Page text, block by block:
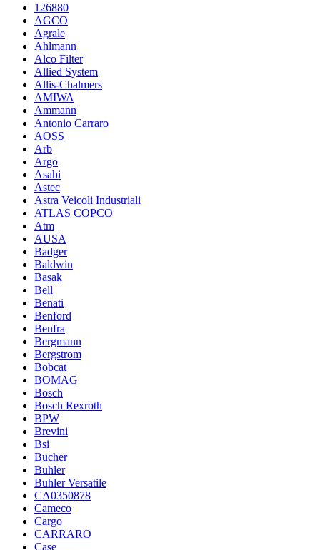
126880
AGCO
Agrale
Ahlmann
Alco Filter
Allied System
Allis-Chalmers
AMIWA
Ammann
Antonio Carraro
AOSS
Arb
Argo
Asahi
Astec
Astra Veicoli Industriali
ATLAS COPCO
Atm
AUSA
Badger
Baldwin
Basak
Bell
Benati
Benford
Benfra
Bergmann
Bergstrom
Bobcat
BOMAG
Bosch
Bosch Rexroth
BPW
Brevini
Bsi
Bucher
Buhler
Buhler Versatile
CA0350878
Cameco
Cargo
CARRARO
Case